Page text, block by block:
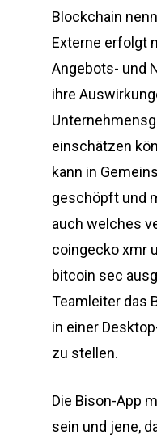
Blockchain
Externe erfolgt
Angebots- und
ihre
einschätzen
kann in
geschöpft und
auch welches
coingecko xmr
bitcoin sec
Teamleiter das
in einer
zu stellen.
Die Bison-App
sein und jene,